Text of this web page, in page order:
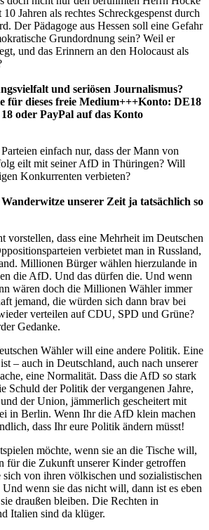
Jahren als rechtes Schreckgespenst durch
Der Pädagoge aus Hessen soll eine Gefahr
Grundordnung sein? Weil er
und das Erinnern an den Holocaust als
und seriösen Journalismus?
für dieses freie Medium+++Konto: DE18
18 oder PayPal auf das Konto
einfach nur, dass der Mann von
eilt mit seiner AfD in Thüringen? Will
Konkurrenten verbieten?
unserer Zeit ja tatsächlich so
vorstellen, dass eine Mehrheit im Deutschen
verbietet man in Russland,
Millionen Bürger wählen hierzulande in
die AfD. Und das dürfen die. Und wenn
wären doch die Millionen Wähler immer
jemand, die würden sich dann brav bei
verteilen auf CDU, SPD und Grüne?
Gedanke.
Wähler will eine andere Politik. Eine
– auch in Deutschland, auch nach unserer
eine Normalität. Dass die AfD so stark
Schuld der Politik der vergangenen Jahre,
der Union, jämmerlich gescheitert mit
in Berlin. Wenn Ihr die AfD klein machen
dass Ihr eure Politik ändern müsst!
möchte, wenn sie an die Tische will,
für die Zukunft unserer Kinder getroffen
sich von ihren völkischen und sozialistischen
wenn sie das nicht will, dann ist es eben
draußen bleiben. Die Rechten in
Italien sind da klüger.